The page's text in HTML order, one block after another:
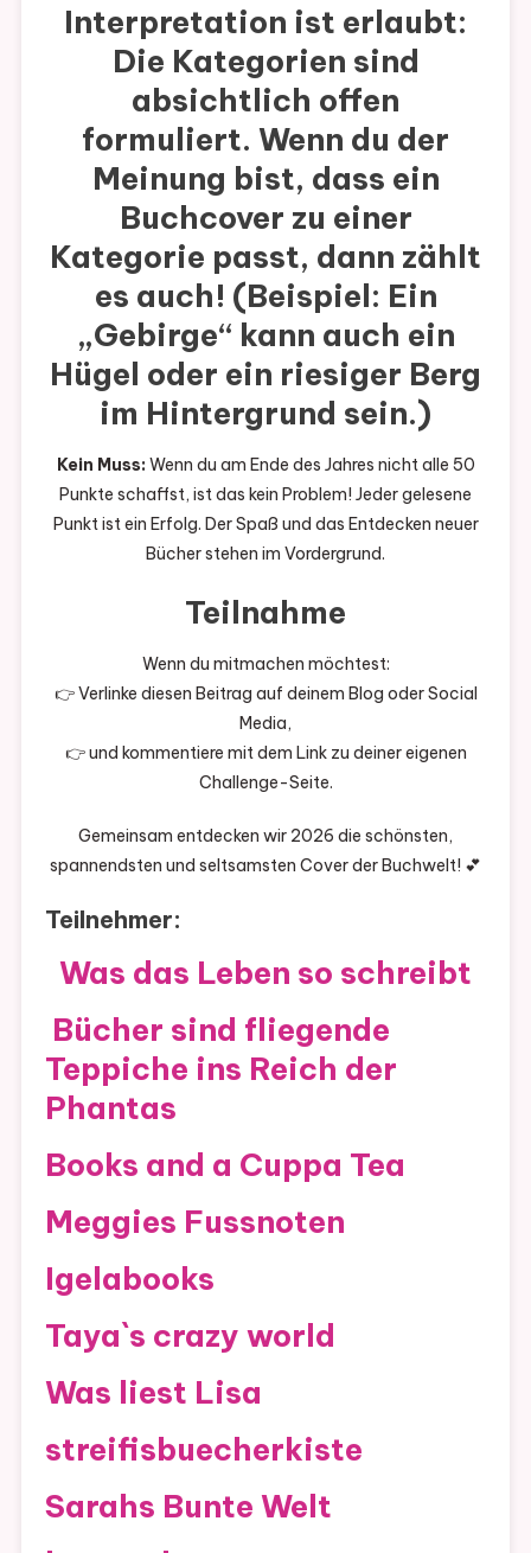
Interpretation ist erlaubt:
Die Kategorien sind
absichtlich offen
formuliert. Wenn du der
Meinung bist, dass ein
Buchcover zu einer
Kategorie passt, dann zählt
es auch! (Beispiel: Ein
„Gebirge“ kann auch ein
Hügel oder ein riesiger Berg
im Hintergrund sein.)
Kein Muss: Wenn du am Ende des Jahres nicht alle 50
Punkte schaffst, ist das kein Problem! Jeder gelesene
Punkt ist ein Erfolg. Der Spaß und das Entdecken neuer
Bücher stehen im Vordergrund.
Teilnahme
Wenn du mitmachen möchtest:
👉 Verlinke diesen Beitrag auf deinem Blog oder Social
Media,
👉 und kommentiere mit dem Link zu deiner eigenen
Challenge-Seite.
Gemeinsam entdecken wir 2026 die schönsten,
spannendsten und seltsamsten Cover der Buchwelt! 💕
Teilnehmer:
Was das Leben so schreibt
Bücher sind fliegende
Teppiche ins Reich der
Phantas
Books and a Cuppa Tea
Meggies Fussnoten
Igelabooks
Taya`s crazy world
Was liest Lisa
streifisbuecherkiste
Sarahs Bunte Welt